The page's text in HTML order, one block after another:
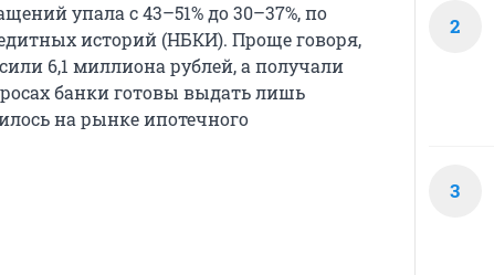
упала с 43–51% до 30–37%, по
историй (НБКИ). Проще говоря,
6,1 миллиона рублей, а получали
банки готовы выдать лишь
на рынке ипотечного
2
3